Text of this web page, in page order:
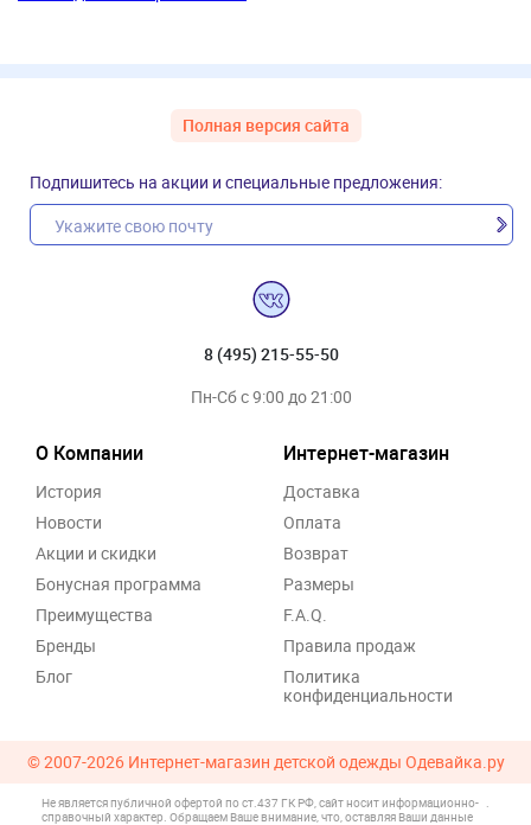
Полная версия сайта
Подпишитесь на акции и специальные предложения:
8 (495) 215-55-50
Пн-Сб с 9:00 до 21:00
О Компании
История
Новости
Акции и скидки
Бонусная программа
Преимущества
Бренды
Блог
Интернет-магазин
Доставка
Оплата
Возврат
Размеры
F.A.Q.
Правила продаж
Политика
конфиденциальности
© 2007-2026 Интернет-магазин детской одежды Одевайка.ру
Не является публичной офертой по ст.437 ГК РФ, сайт носит информационно-
справочный характер. Обращаем Ваше внимание, что, оставляя Ваши данные
.